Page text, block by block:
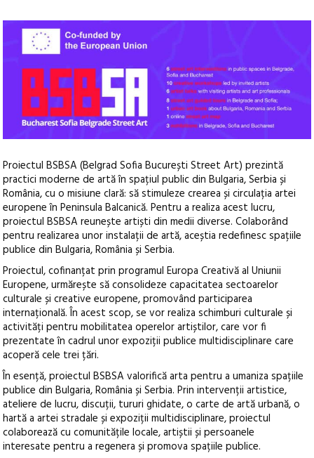
Proiectul BSBSA (Belgrad Sofia București Street Art) prezintă
practici moderne de artă în spațiul public din Bulgaria, Serbia și
România, cu o misiune clară: să stimuleze crearea și circulația artei
europene în Peninsula Balcanică. Pentru a realiza acest lucru,
proiectul BSBSA reunește artiști din medii diverse. Colaborând
pentru realizarea unor instalații de artă, aceștia redefinesc spațiile
publice din Bulgaria, România și Serbia.
Proiectul, cofinanțat prin programul Europa Creativă al Uniunii
Europene, urmărește să consolideze capacitatea sectoarelor
culturale și creative europene, promovând participarea
internațională. În acest scop, se vor realiza schimburi culturale și
activități pentru mobilitatea operelor artiștilor, care vor fi
prezentate în cadrul unor expoziții publice multidisciplinare care
acoperă cele trei țări.
În esență, proiectul BSBSA valorifică arta pentru a umaniza spațiile
publice din Bulgaria, România și Serbia. Prin intervenții artistice,
ateliere de lucru, discuții, tururi ghidate, o carte de artă urbană, o
hartă a artei stradale și expoziții multidisciplinare, proiectul
colaborează cu comunitățile locale, artiștii și persoanele
interesate pentru a regenera și promova spațiile publice.